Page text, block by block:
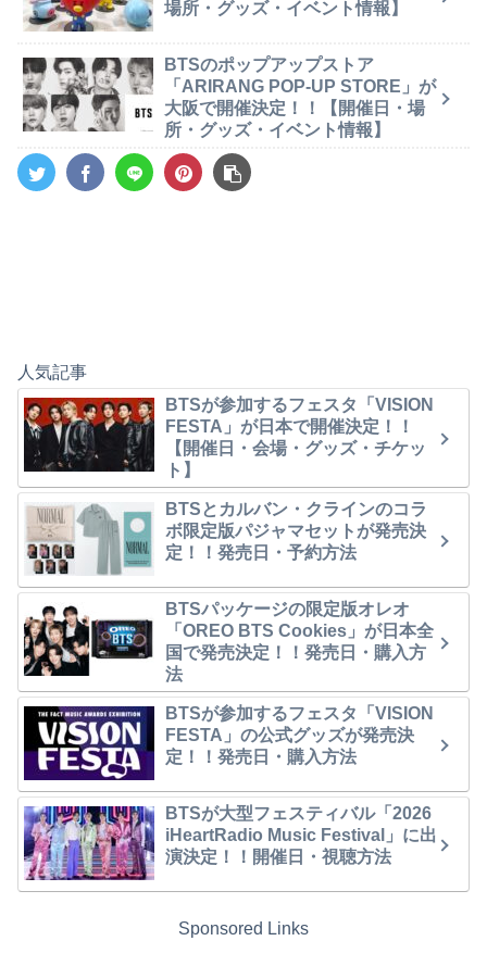
場所・グッズ・イベント情報】
BTSのポップアップストア
「ARIRANG POP-UP STORE」が
大阪で開催決定！！【開催日・場
所・グッズ・イベント情報】
人気記事
BTSが参加するフェスタ「VISION
FESTA」が日本で開催決定！！
【開催日・会場・グッズ・チケッ
ト】
BTSとカルバン・クラインのコラ
ボ限定版パジャマセットが発売決
定！！発売日・予約方法
BTSパッケージの限定版オレオ
「OREO BTS Cookies」が日本全
国で発売決定！！発売日・購入方
法
BTSが参加するフェスタ「VISION
FESTA」の公式グッズが発売決
定！！発売日・購入方法
BTSが大型フェスティバル「2026
iHeartRadio Music Festival」に出
演決定！！開催日・視聴方法
Sponsored Links